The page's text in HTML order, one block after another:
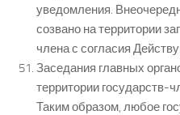
уведомления.
созвано на территории
члена с согласия
Заседания главных
территории государств-
Таким образом, любое